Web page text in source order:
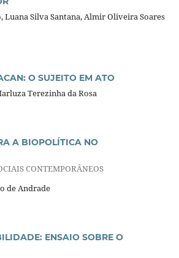
Luana Silva Santana, Almir Oliveira Soares
O SUJEITO EM ATO
Terezinha da Rosa
A BIOPOLÍTICA NO
CONTEMPORÂNEOS
de Andrade
ENSAIO SOBRE O